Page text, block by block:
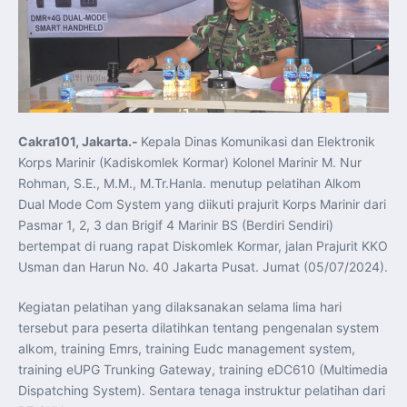
Koordinasi Jaga Stabilitas Keuangan dan Kepercayaan
Pasar
Presiden Prabowo Perkuat Sinergi Perguruan Tinggi dan
PT PAL untuk Majukan Industri Perkapalan Nasional
KASAL dan Panglima Armada Pasifik Rusia Resmi Buka
Latma ORRUDA 2026
T-50i Golden Eagle TNI AU Meriahkan Pitch Black Mindil
Beach Flying Display 2026
Indonesia dan Turki Sepakati Joint Action Plan 2026–
Balai Vokasi
TNI AU Tingkatkan Kemampuan Personel melalui
Pelatihan Signal Radio untuk Misi Pertahanan Udara dan
Radar
Menkeu Purbaya Instruksikan Penyelarasan Aturan KEK
untuk Perkuat Daya Saing Industri Dalam Negeri
Mentan Amran Pacu Produksi Gula Nasional, Target
Swasembada Gula Putih Dua Tahun dan Tembus 3 Juta
Ton
Menlu Sugiono Tekankan Inovasi sebagai Kunci
Penguatan Kerja Sama Konkret ASEAN Plus Three
Latihan DACT di Exercise Pitch Black 2026 Tingkatkan
Kesiapan Tempur Penerbang TNI AU
Menlu Sugiono: “Kekuatan Ekonomi ASEAN-RRT Harus
Menjadi Penopang Stabilitas Kawasan”
ASEAN dan Amerika Serikat Perkuat Kemitraan untuk
Jaga Stabilitas Kawasan dan Dorong Pertumbuhan
Ekonomi
Presiden Prabowo Terima Direktur FBI, Indonesia dan AS
Cakra101, Jakarta.- Kepala Dinas Komunikasi dan Elektronik
Korps Marinir (Kadiskomlek Kormar) Kolonel Marinir M. Nur
Rohman, S.E., M.M., M.Tr.Hanla. menutup pelatihan Alkom
Dual Mode Com System yang diikuti prajurit Korps Marinir dari
Pasmar 1, 2, 3 dan Brigif 4 Marinir BS (Berdiri Sendiri)
bertempat di ruang rapat Diskomlek Kormar, jalan Prajurit KKO
Usman dan Harun No. 40 Jakarta Pusat. Jumat (05/07/2024).
Kegiatan pelatihan yang dilaksanakan selama lima hari
tersebut para peserta dilatihkan tentang pengenalan system
alkom, training Emrs, training Eudc management system,
training eUPG Trunking Gateway, training eDC610 (Multimedia
Dispatching System). Sentara tenaga instruktur pelatihan dari